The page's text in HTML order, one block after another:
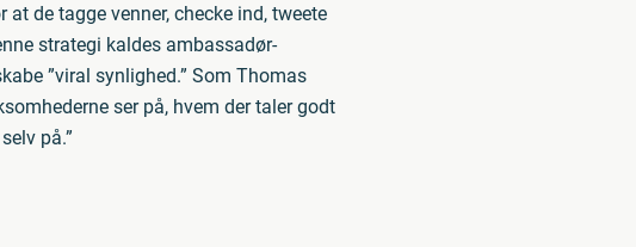
de tagge venner, checke ind, tweete
strategi kaldes ambassadør-
”viral synlighed.” Som Thomas
ser på, hvem der taler godt
på.”